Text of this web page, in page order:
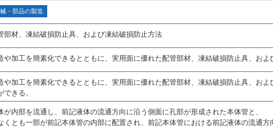
・部品の製造
部材、凍結破損防止具、および凍結破損防止方法
や加工を簡素化できるとともに、実用面に優れた配管部材、凍結破損防止具、およ
や加工を簡素化できるとともに、実用面に優れた配管部材、凍結破損防止具、およ
できる。
が内部を流通し、前記液体の流通方向に沿う側面に孔部が形成された本体管と、
くとも一部が前記本体管の内部に配置され、前記本体管における前記液体の流通